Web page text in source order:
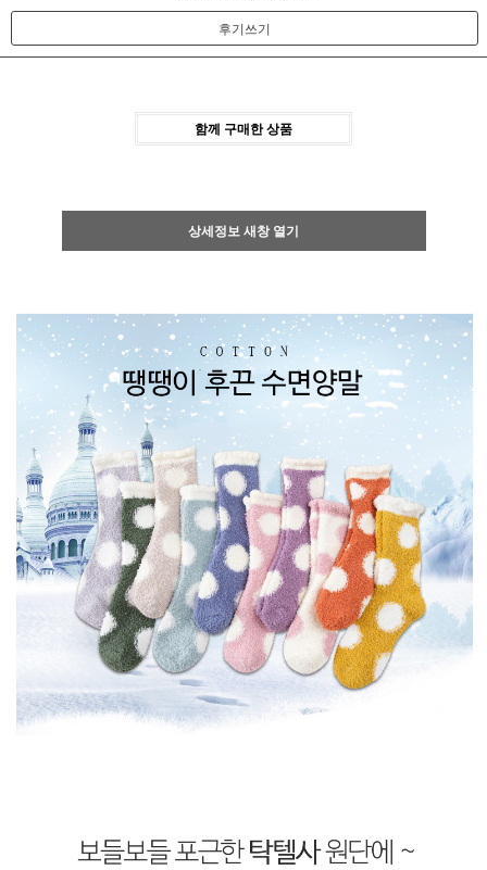
후기쓰기
함께 구매한 상품
상세정보 새창 열기